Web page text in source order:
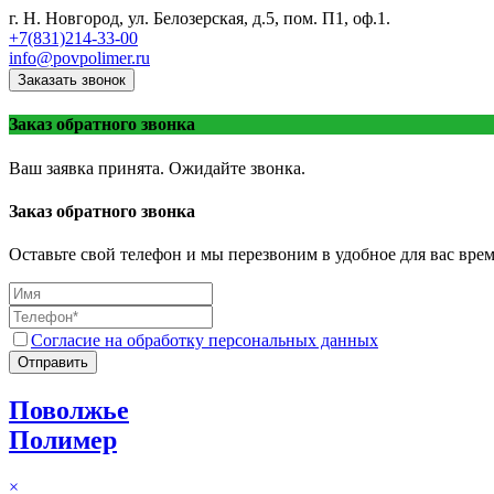
г. Н. Новгород, ул. Белозерская, д.5, пом. П1, оф.1.
+7(831)214-33-00
info@povpolimer.ru
Заказать звонок
Заказ обратного звонка
Ваш заявка принята. Ожидайте звонка.
Заказ обратного звонка
Оставьте свой телефон и мы перезвоним в удобное для вас
Согласие на обработку персональных данных
Отправить
Поволжье
Полимер
×